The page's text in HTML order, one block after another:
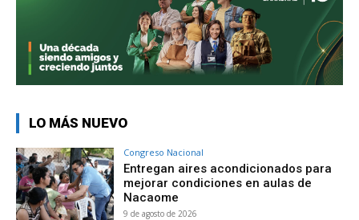
LO MÁS NUEVO
Congreso Nacional
Entregan aires acondicionados para
mejorar condiciones en aulas de
Nacaome
9 de agosto de 2026